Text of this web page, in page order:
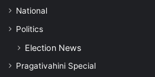
National
Politics
Election News
Pragativahini Special